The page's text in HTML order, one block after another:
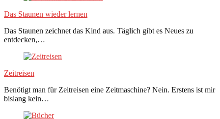
Das Staunen wieder lernen
Das Staunen zeichnet das Kind aus. Täglich gibt es Neues zu
entdecken,…
Zeitreisen
Benötigt man für Zeitreisen eine Zeitmaschine? Nein. Erstens ist mir
bislang kein…